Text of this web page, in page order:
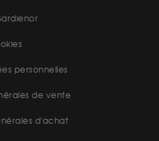
personnelles
de vente
d'achat